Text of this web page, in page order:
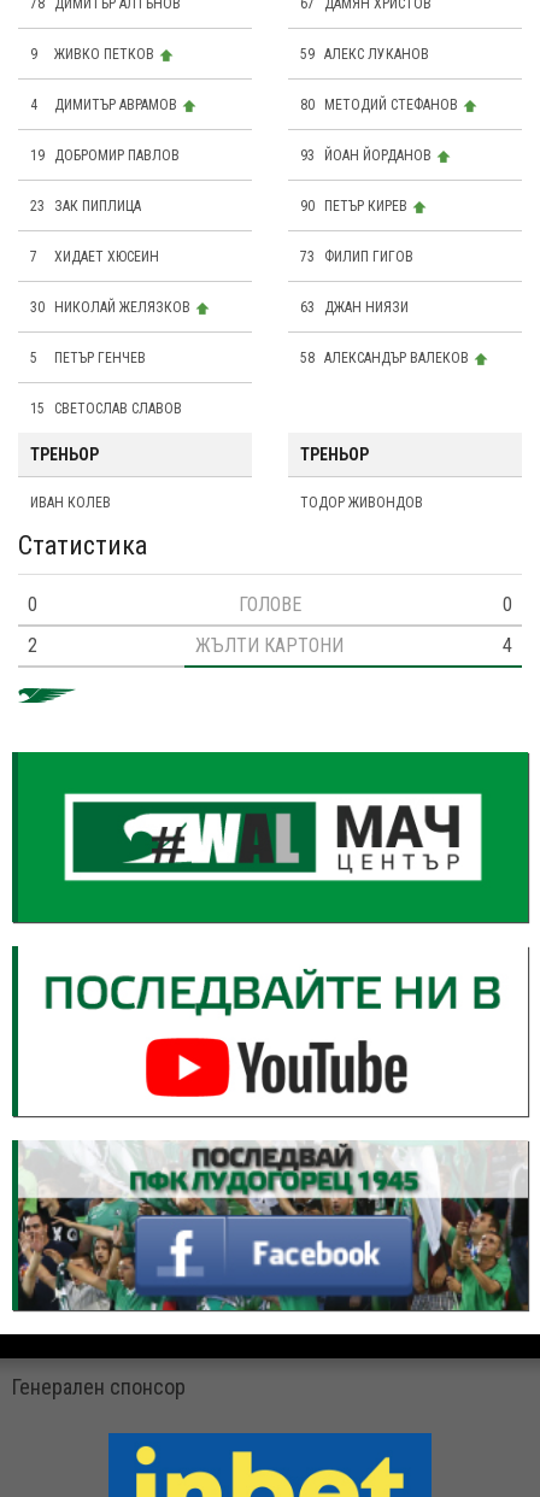
78 ДИМИТЪР АЛТЪНОВ
9 ЖИВКО ПЕТКОВ
4 ДИМИТЪР АВРАМОВ
19 ДОБРОМИР ПАВЛОВ
23 ЗАК ПИПЛИЦА
7 ХИДАЕТ ХЮСЕИН
30 НИКОЛАЙ ЖЕЛЯЗКОВ
5 ПЕТЪР ГЕНЧЕВ
15 СВЕТОСЛАВ СЛАВОВ
67 ДАМЯН ХРИСТОВ
59 АЛЕКС ЛУКАНОВ
80 МЕТОДИЙ СТЕФАНОВ
93 ЙОАН ЙОРДАНОВ
90 ПЕТЪР КИРЕВ
73 ФИЛИП ГИГОВ
63 ДЖАН НИЯЗИ
58 АЛЕКСАНДЪР ВАЛЕКОВ
ТРЕНЬОР
ИВАН КОЛЕВ
ТРЕНЬОР
ТОДОР ЖИВОНДОВ
Статистика
0 ГОЛОВЕ
0
2
ЖЪЛТИ КАРТОНИ 4
Генерален спонсор